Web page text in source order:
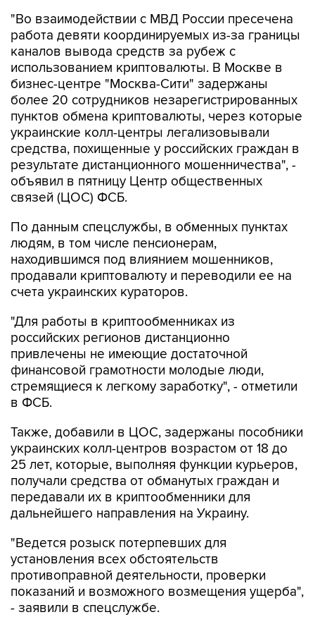
"Во взаимодействии с МВД России пресечена
работа девяти координируемых из-за границы
каналов вывода средств за рубеж с
использованием криптовалюты. В Москве в
бизнес-центре "Москва-Сити" задержаны
более 20 сотрудников незарегистрированных
пунктов обмена криптовалюты, через которые
украинские колл-центры легализовывали
средства, похищенные у российских граждан в
результате дистанционного мошенничества", -
объявил в пятницу Центр общественных
связей (ЦОС) ФСБ.
По данным спецслужбы, в обменных пунктах
людям, в том числе пенсионерам,
находившимся под влиянием мошенников,
продавали криптовалюту и переводили ее на
счета украинских кураторов.
"Для работы в криптообменниках из
российских регионов дистанционно
привлечены не имеющие достаточной
финансовой грамотности молодые люди,
стремящиеся к легкому заработку", - отметили
в ФСБ.
Также, добавили в ЦОС, задержаны пособники
украинских колл-центров возрастом от 18 до
25 лет, которые, выполняя функции курьеров,
получали средства от обманутых граждан и
передавали их в криптообменники для
дальнейшего направления на Украину.
"Ведется розыск потерпевших для
установления всех обстоятельств
противоправной деятельности, проверки
показаний и возможного возмещения ущерба",
- заявили в спецслужбе.